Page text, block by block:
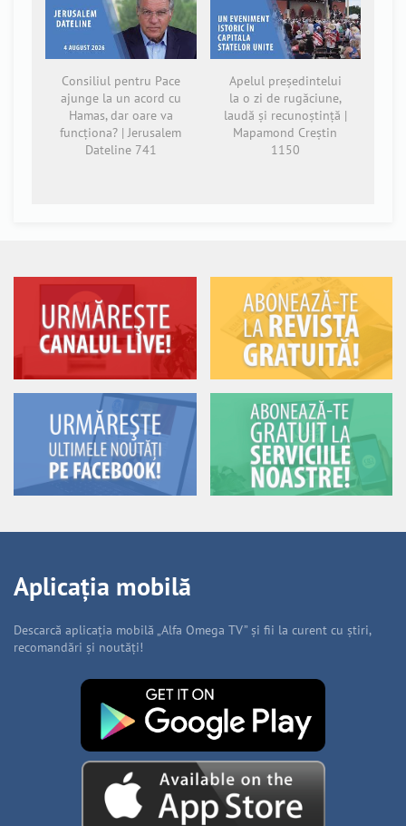
Consiliul pentru Pace
ajunge la un acord cu
Hamas, dar oare va
funcționa? | Jerusalem
Dateline 741
Apelul președintelui
la o zi de rugăciune,
laudă și recunoștință |
Mapamond Creștin
1150
Aplicația mobilă
Descarcă aplicația mobilă „Alfa Omega TV” și fii la curent cu știri,
recomandări și noutăți!